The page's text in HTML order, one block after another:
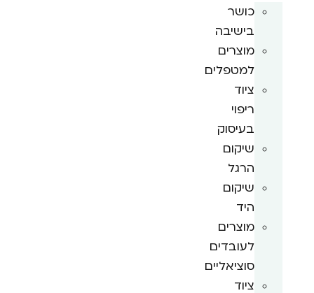
כושר
בישיבה
מוצרים
למטפלים
ציוד
ריפוי
בעיסוק
שיקום
הרגל
שיקום
היד
מוצרים
לעובדים
סוציאליים
ציוד